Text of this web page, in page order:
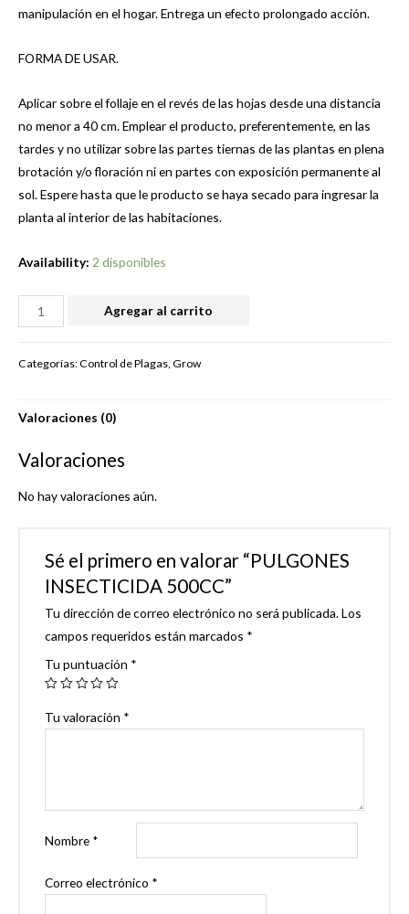
manipulación en el hogar. Entrega un efecto prolongado acción.
FORMA DE USAR.
Aplicar sobre el follaje en el revés de las hojas desde una distancia
no menor a 40 cm. Emplear el producto, preferentemente, en las
tardes y no utilizar sobre las partes tiernas de las plantas en plena
brotación y/o floración ni en partes con exposición permanente al
sol. Espere hasta que le producto se haya secado para ingresar la
planta al interior de las habitaciones.
Availability: 2 disponibles
PULGONES
INSECTICIDA
cantidad
Agregar al carrito
Categorías:Control de Plagas, Grow
Valoraciones (0)
Valoraciones
No hay valoraciones aún.
Sé el primero en valorar “PULGONES
INSECTICIDA 500CC”
Tu dirección de correo electrónico no será publicada.Los
campos requeridos están marcados *
Tu puntuación *
Tu valoración *
Nombre *
Correo electrónico *